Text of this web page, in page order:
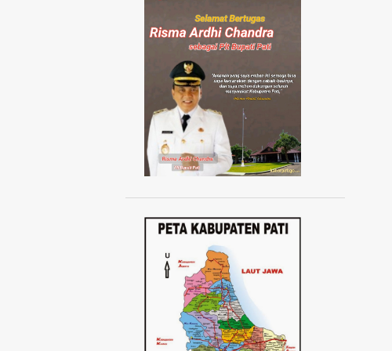
AISYIYAH JATENG AISYIYAH PATI
AISYIYAH TLOGOWUNGU
AJANG ABANG NONE JAKARTA 2024
AJUDAN KAPOLRI
AKAD MASSAL KPR SUBSIDI
AKADEMI SEPAK BOLA
AKBAR TANDJUNG AKSI 1000 LILIN
AKSI BELA DUKUNG PALESTINA
AKSI BORONG
AKSI DAMAI ANTI PREMANISME
AKSI DAMAI WARGA PATI
AKSI DEMO TOLAK KENAIKAN PAJAK